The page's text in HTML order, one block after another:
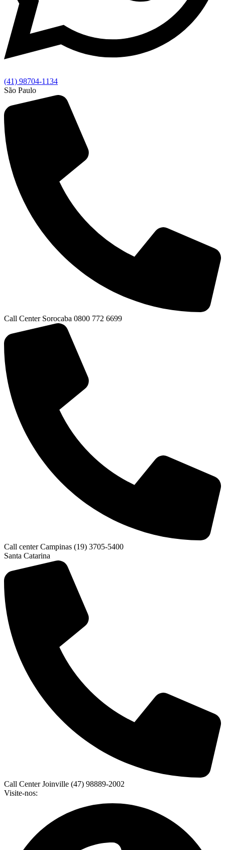
(41) 98704-1134
São Paulo
Call Center Sorocaba 0800 772 6699
Call center Campinas (19) 3705-5400
Santa Catarina
Call Center Joinville (47) 98889-2002
Visite-nos: